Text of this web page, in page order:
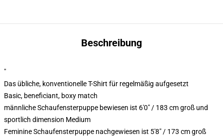
Beschreibung
"
Das übliche, konventionelle T-Shirt für regelmäßig aufgesetzt
Basic, beneficiant, boxy match
männliche Schaufensterpuppe bewiesen ist 6'0" / 183 cm groß und
sportlich dimension Medium
Feminine Schaufensterpuppe nachgewiesen ist 5'8" / 173 cm groß